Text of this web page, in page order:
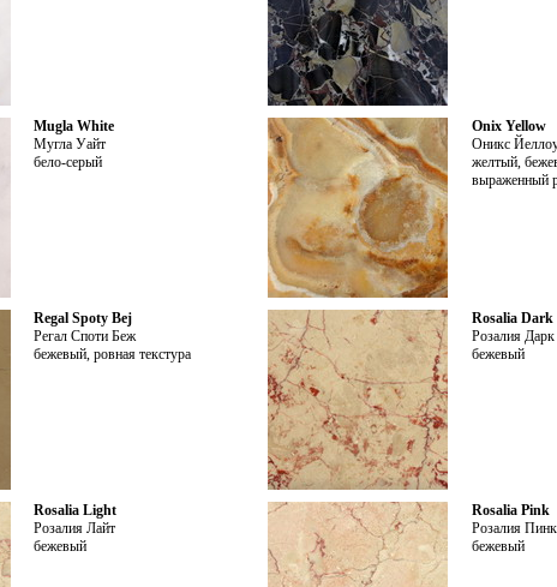
Mugla White
Мугла Уайт
бело-серый
Onix Yellow
Оникс
желтый,
выраженный
Regal Spoty Bej
Регал Споти Беж
бежевый, ровная текстура
Rosalia Dark
Розалия Дарк
бежевый
Rosalia Light
Розалия Лайт
бежевый
Rosalia Pink
Розалия Пинк
бежевый